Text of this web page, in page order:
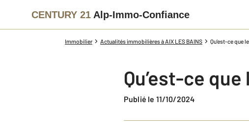
CENTURY 21 Alp-Immo-Confiance
Immobilier Actualités immobilières à AIX LES BAINS Qu’est-ce que
Qu’est-ce
Publié le 11/10/2024